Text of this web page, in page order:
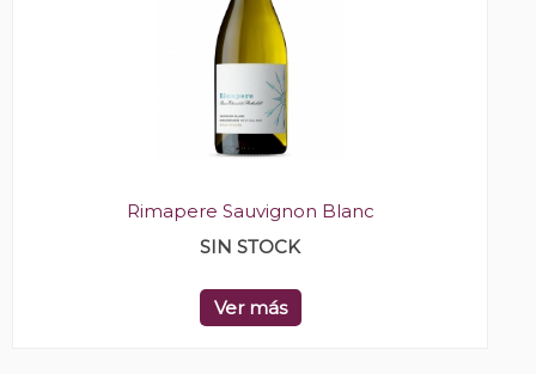
Rimapere Sauvignon Blanc
SIN STOCK
Ver más